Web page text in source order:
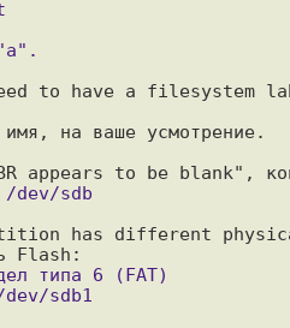
на ваше усмотрение.
has different